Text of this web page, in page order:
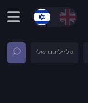
פלייליסט שלי